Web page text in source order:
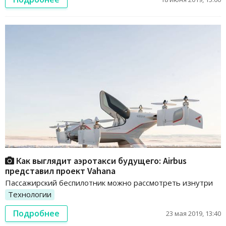
Как выглядит аэротакси будущего: Airbus
представил проект Vahana
Пассажирский беспилотник можно рассмотреть изнутри
Технологии
Подробнее 23 мая 2019, 13:40